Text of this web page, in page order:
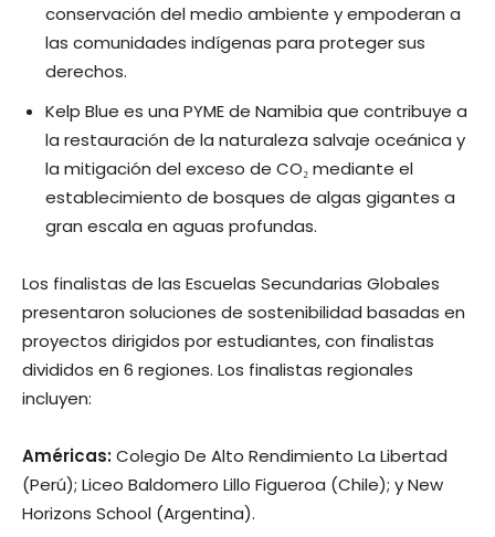
conservación del medio ambiente y empoderan a
las comunidades indígenas para proteger sus
derechos.
Kelp Blue es una PYME de Namibia que contribuye a
la restauración de la naturaleza salvaje oceánica y
la mitigación del exceso de CO₂ mediante el
establecimiento de bosques de algas gigantes a
gran escala en aguas profundas.
Los finalistas de las Escuelas Secundarias Globales
presentaron soluciones de sostenibilidad basadas en
proyectos dirigidos por estudiantes, con finalistas
divididos en 6 regiones. Los finalistas regionales
incluyen:
Américas:Colegio De Alto Rendimiento La Libertad
(Perú); Liceo Baldomero Lillo Figueroa (Chile); y New
Horizons School (Argentina).